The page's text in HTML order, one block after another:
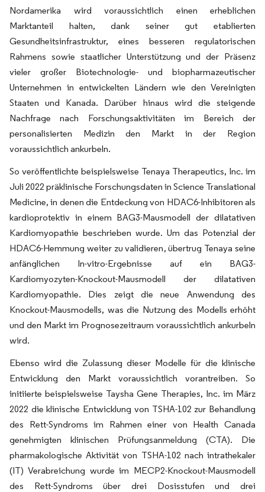
Nordamerika wird voraussichtlich einen erheblichen
Marktanteil halten, dank seiner gut etablierten
Gesundheitsinfrastruktur, eines besseren regulatorischen
Rahmens sowie staatlicher Unterstützung und der Präsenz
vieler großer Biotechnologie- und biopharmazeutischer
Unternehmen in entwickelten Ländern wie den Vereinigten
Staaten und Kanada. Darüber hinaus wird die steigende
Nachfrage nach Forschungsaktivitäten im Bereich der
personalisierten Medizin den Markt in der Region
voraussichtlich ankurbeln.
So veröffentlichte beispielsweise Tenaya Therapeutics, Inc. im
Juli 2022 präklinische Forschungsdaten in Science Translational
Medicine, in denen die Entdeckung von HDAC6-Inhibitoren als
kardioprotektiv in einem BAG3-Mausmodell der dilatativen
Kardiomyopathie beschrieben wurde. Um das Potenzial der
HDAC6-Hemmung weiter zu validieren, übertrug Tenaya seine
anfänglichen In-vitro-Ergebnisse auf ein BAG3-
Kardiomyozyten-Knockout-Mausmodell der dilatativen
Kardiomyopathie. Dies zeigt die neue Anwendung des
Knockout-Mausmodells, was die Nutzung des Modells erhöht
und den Markt im Prognosezeitraum voraussichtlich ankurbeln
wird.
Ebenso wird die Zulassung dieser Modelle für die klinische
Entwicklung den Markt voraussichtlich vorantreiben. So
initiierte beispielsweise Taysha Gene Therapies, Inc. im März
2022 die klinische Entwicklung von TSHA-102 zur Behandlung
des Rett-Syndroms im Rahmen einer von Health Canada
genehmigten klinischen Prüfungsanmeldung (CTA). Die
pharmakologische Aktivität von TSHA-102 nach intrathekaler
(IT) Verabreichung wurde im MECP2-Knockout-Mausmodell
des Rett-Syndroms über drei Dosisstufen und drei